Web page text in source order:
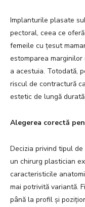
Implanturile plasate
pectoral, ceea ce
femeile cu țesut
estomparea
a acestuia. Totodată,
riscul de contractură
estetic de lungă durată.
Alegerea corectă
Decizia privind tipul
un chirurg plastician
caracteristicile
mai potrivită variantă.
până la profil și